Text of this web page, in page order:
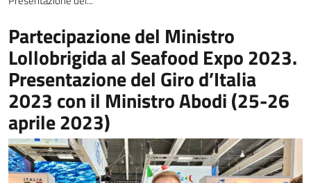
Partecipazione del Ministro
Lollobrigida al Seafood Expo 2023.
Presentazione del Giro d’Italia
2023 con il Ministro Abodi (25-26
aprile 2023)